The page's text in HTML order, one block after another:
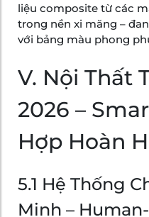
liệu composite từ các
trong nền xi măng –
với bảng màu phong
V. Nội Thất
2026 –
Hợp Hoàn
5.1 Hệ Thống
Minh –